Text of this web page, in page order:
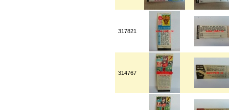
317821
314767